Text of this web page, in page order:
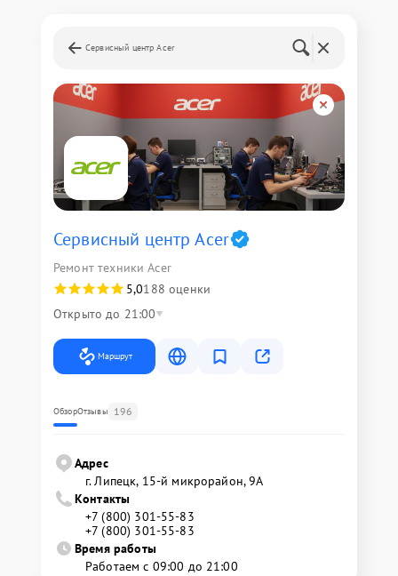
Сервисный центр Acer
Сервисный центр Acer
Ремонт техники Acer
5,0188 оценки
Открыто до 21:00
Маршрут
ОбзорОтзывы 196
Адрес
г. Липецк, 15-й микрорайон, 9А
Контакты
+7 (800) 301-55-83
+7 (800) 301-55-83
Время работы
Работаем с 09:00 до 21:00